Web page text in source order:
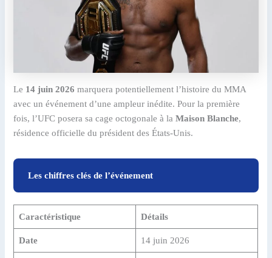
Le 14 juin 2026 marquera potentiellement l’histoire du MMA
avec un événement d’une ampleur inédite. Pour la première
fois, l’UFC posera sa cage octogonale à laMaison Blanche,
résidence officielle du président des États-Unis.
Les chiffres clés de l’événement
Caractéristique Détails
Date 14 juin 2026